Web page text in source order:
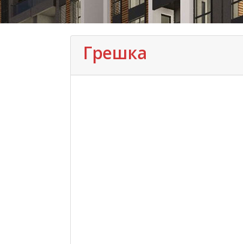
Грешка